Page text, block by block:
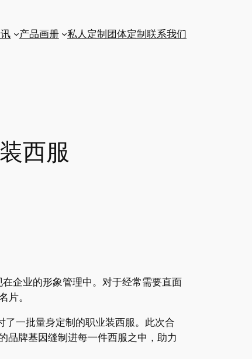
产品画册 私人定制 团体定制 联系我们
西服
企业的形象管理中。对于经常需要直面
片。
了一批量身定制的职业装西服。此次合
品牌基因缝制进每一件西服之中，助力